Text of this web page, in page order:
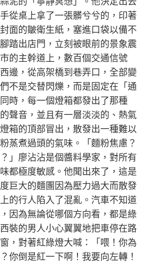
從桌上拿了一張髒兮兮的，印著
封面的皺衛生紙，塞進口袋以備不
踏出店門，立刻被眼前的景象震
的主幹道上，數百個交通信號
邊，從高架橋到巷弄口，全部變
不是交替閃爍，而是固定在「通
時，每一個燈箱都發出了那種
的聲音，並且有一層淡淡的、熱氣
箱的頂部冒出，散發出一種難以
煮過頭的氣味。「麵粉焦慮？
」廖沾沾是個醬料學家，對所有
都極度敏感。他聞出來了，這是
巨大的麵團因為壓力過大而散發
的行人陷入了混亂。汽車不知道
因為無論從哪個方向看，都是綠
裝的男人小心翼翼地把車停在路
，對著紅綠燈大喊：「喂！你為
你倒是紅一下啊！我要向左轉！